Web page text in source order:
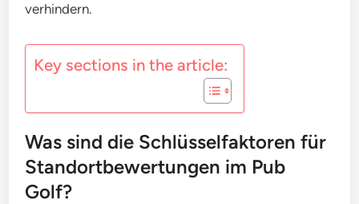
verhindern.
Key sections in the article:
Was sind die Schlüsselfaktoren für
Standortbewertungen im Pub
Golf?